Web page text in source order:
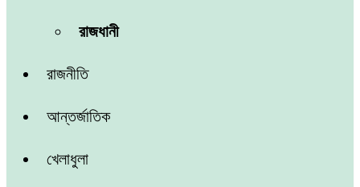
রাজধানী
রাজনীতি
আন্তর্জাতিক
খেলাধুলা